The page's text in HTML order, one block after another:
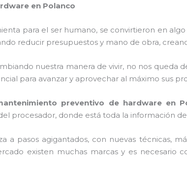
en Polanco
para el ser humano, se convirtieron en
reducir presupuestos y mano de obra,
nuestra manera de vivir, no nos queda
para avanzar y aprovechar al máximo sus
preventivo de hardware en
procesador, donde está toda la información
a pasos agigantados, con nuevas técnicas,
existen muchas marcas y es necesario